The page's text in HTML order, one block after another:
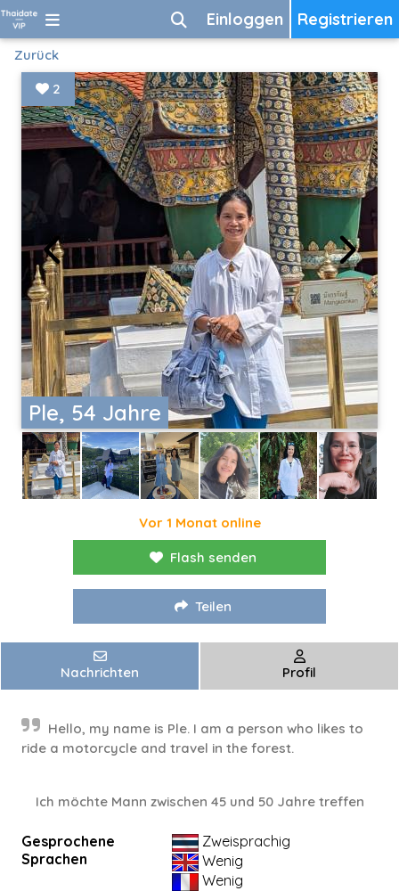
Registrieren
Einloggen
Zurück
Ple, 54 Jahre
2
Vor 1 Monat online
Flash senden
Teilen
Nachrichten Profil
Hello, my name is Ple. I am a person who likes to
ride a motorcycle and travel in the forest.
Ich möchte Mann zwischen 45 und 50 Jahre treffen
Gesprochene
Sprachen
Zweisprachig
Wenig
Wenig